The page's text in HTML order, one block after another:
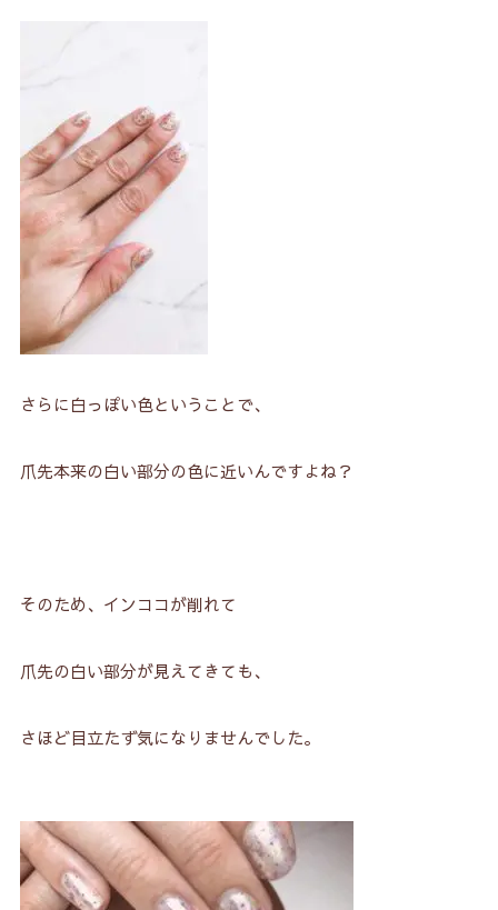
さらに白っぽい色ということで、
爪先本来の白い部分の色に近いんですよね？
そのため、インココが削れて
爪先の白い部分が見えてきても、
さほど目立たず気になりませんでした。